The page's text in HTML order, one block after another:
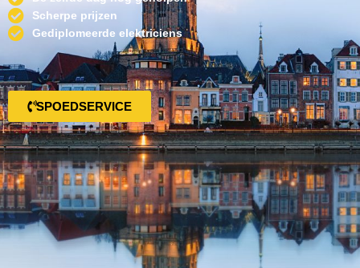
Scherpe prijzen
Gediplomeerde elektriciens
SPOEDSERVICE